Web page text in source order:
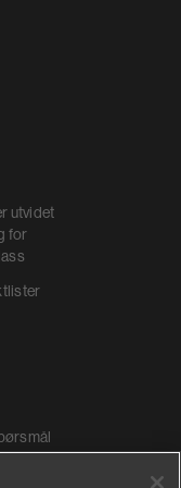
utvidet
for